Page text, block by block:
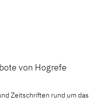
von Hogrefe
Zeitschriften rund um das